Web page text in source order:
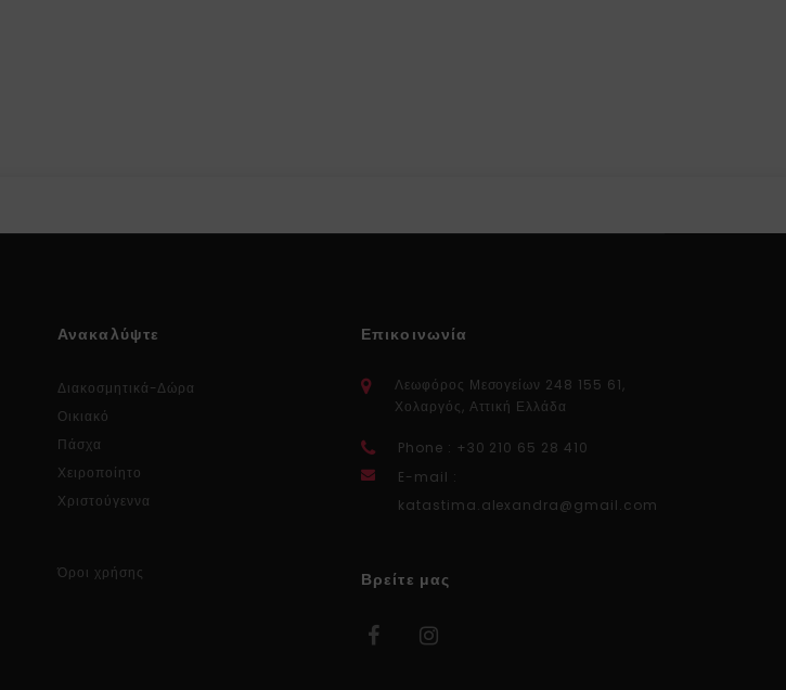
Ανακαλύψτε
Διακοσμητικά-Δώρα
Οικιακό
Πάσχα
Χειροποίητο
Χριστούγεννα
Όροι χρήσης
Επικοινωνία
Λεωφόρος Μεσογείων 248 155 61,
Χολαργός, Αττική Ελλάδα
Phone : +30 210 65 28 410
E-mail :
katastima.alexandra@gmail.com
Βρείτε μας